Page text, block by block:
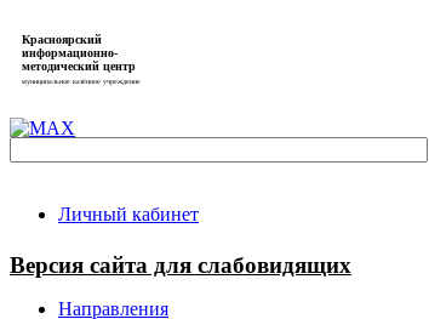
Красноярский
информационно-
методический центр
муниципальное казённое учреждение
Личный кабинет
Версия сайта для слабовидящих
Направления